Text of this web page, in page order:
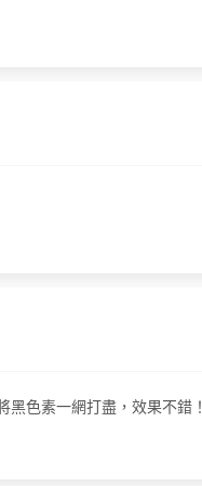
色素一網打盡，效果不錯！